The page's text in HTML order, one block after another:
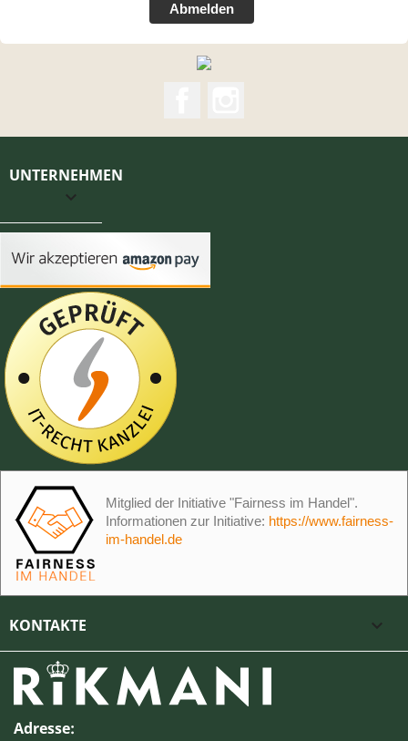
Abmelden
UNTERNEHMEN

Mitglied der Initiative "Fairness im Handel".
Informationen zur Initiative: https://www.fairness-
im-handel.de
KONTAKTE 
Adresse: